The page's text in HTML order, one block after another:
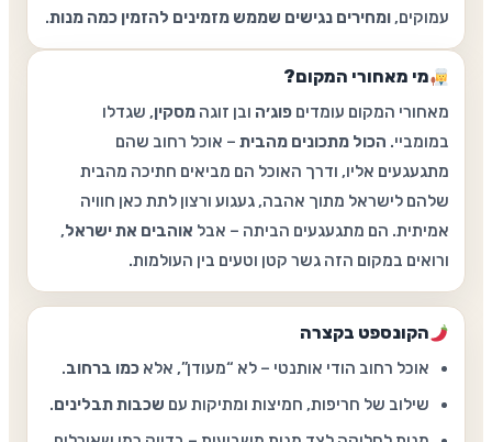
עמוקים,ומחירים נגישים שממש מזמינים להזמין כמה מנות.
מי מאחורי המקום?
מאחורי המקום עומדים פוג׳ה ובן זוגה מסקין, שגדלו
במומביי. הכול מתכונים מהבית – אוכל רחוב שהם
מתגעגעים אליו, ודרך האוכל הם מביאים חתיכה מהבית
שלהם לישראל מתוך אהבה, געגוע ורצון לתת כאן חוויה
אמיתית. הם מתגעגעים הביתה – אבל אוהבים את ישראל,
ורואים במקום הזה גשר קטן וטעים בין העולמות.
הקונספט בקצרה
אוכל רחוב הודי אותנטי – לא “מעודן”, אלא כמו ברחוב.
שילוב של חריפות, חמיצות ומתיקות עם שכבות תבלינים.